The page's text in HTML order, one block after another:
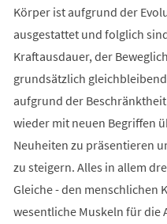
Körper ist aufgrund der
ausgestattet und folglich
Kraftausdauer, der
grundsätzlich
aufgrund der
wieder mit neuen Begriffen
Neuheiten zu präsentieren
zu steigern. Alles in allem
Gleiche - den menschlichen
wesentliche Muskeln für